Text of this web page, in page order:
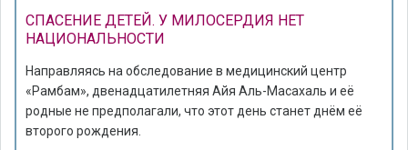
СПАСЕНИЕ ДЕТЕЙ. У МИЛОСЕРДИЯ НЕТ
НАЦИОНАЛЬНОСТИ
Направляясь на обследование в медицинский центр
«Рамбам», двенадцатилетняя Айя Аль-Масахаль и её
родные не предполагали, что этот день станет днём её
второго рождения.